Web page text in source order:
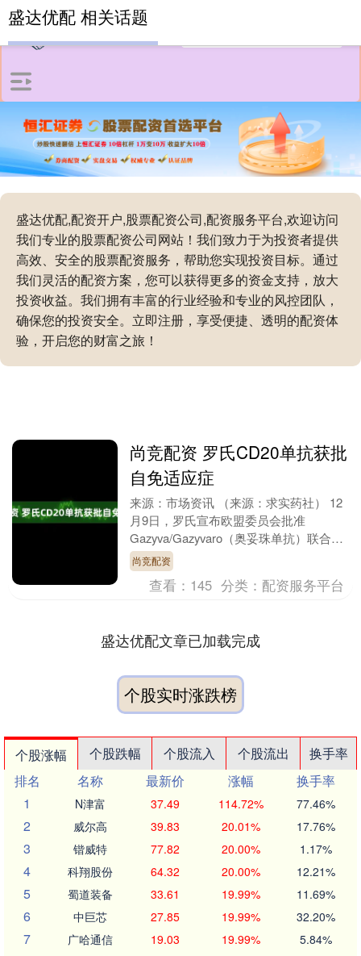
盛达优配,配资开户,股票配资公司,配资服务平台,欢迎访问
我们专业的股票配资公司网站！我们致力于为投资者提供
高效、安全的股票配资服务，帮助您实现投资目标。通过
我们灵活的配资方案，您可以获得更多的资金支持，放大
投资收益。我们拥有丰富的行业经验和专业的风控团队，
确保您的投资安全。立即注册，享受便捷、透明的配资体
验，开启您的财富之旅！
盛达优配 相关话题
尚竞配资 罗氏CD20单抗获批
自免适应症
来源：市场资讯 （来源：求实药社） 12
月9日，罗氏宣布欧盟委员会批准
Gazyva/Gazyvaro（奥妥珠单抗）联合吗
替麦考酚酯（MMF）用于治疗成人活动
性I....
尚竞配资
查看： 145 分类： 配资服务平台
盛达优配文章已加载完成
个股实时涨跌榜
个股涨幅 个股跌幅 个股流入 个股流出
换手率
排名
名称 最新价 涨幅
换手率
1
N津富 37.49 114.72% 77.46%
2 威尔高 39.83 20.01% 17.76%
3 锴威特 77.82 20.00% 1.17%
4 科翔股份 64.32 20.00% 12.21%
5 蜀道装备 33.61 19.99% 11.69%
6 中巨芯 27.85 19.99% 32.20%
7 广哈通信 19.03 19.99% 5.84%